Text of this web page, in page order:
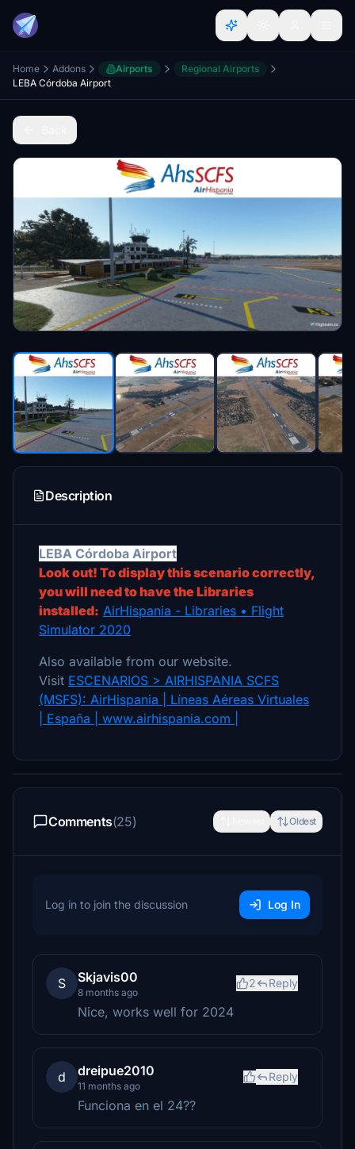
Home Addons Airports
Regional Airports
LEBA Córdoba Airport
Description
LEBA Córdoba Airport
Look out! To display this scenario correctly,
you will need to have the Libraries
installed: AirHispania - Libraries • Flight
Simulator 2020
Also available from our website.
Visit ESCENARIOS > AIRHISPANIA SCFS
(MSFS): AirHispania | Líneas Aéreas Virtuales
| España | www.airhispania.com |
Comments(25) Oldest
Log in to join the discussion Log In
S Skjavis00
8 months ago
2 Reply
Nice, works well for 2024
d dreipue2010
11 months ago
Reply
Funciona en el 24??